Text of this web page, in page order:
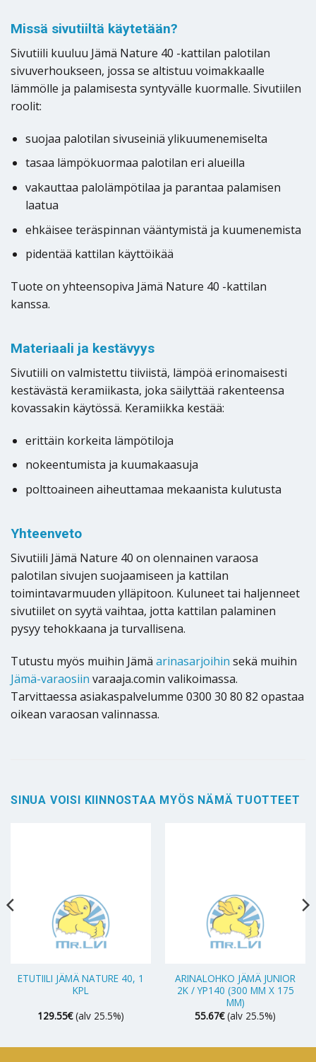
Missä sivutiiltä käytetään?
Sivutiili kuuluu Jämä Nature 40 -kattilan palotilan
sivuverhoukseen, jossa se altistuu voimakkaalle
lämmölle ja palamisesta syntyvälle kuormalle. Sivutiilen
roolit:
suojaa palotilan sivuseiniä ylikuumenemiselta
tasaa lämpökuormaa palotilan eri alueilla
vakauttaa palolämpötilaa ja parantaa palamisen
laatua
ehkäisee teräspinnan vääntymistä ja kuumenemista
pidentää kattilan käyttöikää
Tuote on yhteensopiva Jämä Nature 40 -kattilan
kanssa.
Materiaali ja kestävyys
Sivutiili on valmistettu tiiviistä, lämpöä erinomaisesti
kestävästä keramiikasta, joka säilyttää rakenteensa
kovassakin käytössä. Keramiikka kestää:
erittäin korkeita lämpötiloja
nokeentumista ja kuumakaasuja
polttoaineen aiheuttamaa mekaanista kulutusta
Yhteenveto
Sivutiili Jämä Nature 40 on olennainen varaosa
palotilan sivujen suojaamiseen ja kattilan
toimintavarmuuden ylläpitoon. Kuluneet tai haljenneet
sivutiilet on syytä vaihtaa, jotta kattilan palaminen
pysyy tehokkaana ja turvallisena.
Tutustu myös muihin Jämä arinasarjoihin sekä muihin
Jämä-varaosiin varaaja.comin valikoimassa.
Tarvittaessa asiakaspalvelumme 0300 30 80 82 opastaa
oikean varaosan valinnassa.
SINUA VOISI KIINNOSTAA MYÖS NÄMÄ TUOTTEET
ETUTIILI JÄMÄ NATURE 40, 1
KPL
129.55€ (alv 25.5%)
ARINALOHKO JÄMÄ JUNIOR
2K / YP140 (300 MM X 175
MM)
55.67€ (alv 25.5%)